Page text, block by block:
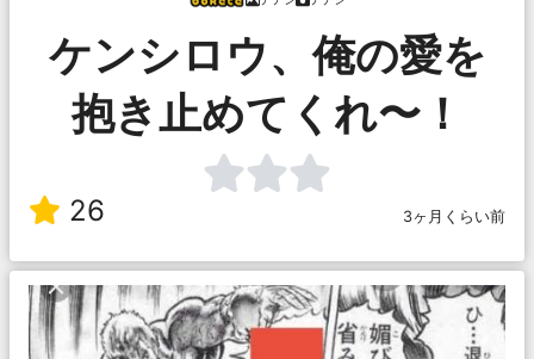
ケンシロウ、俺の愛を
抱き止めてくれ〜！
26 3ヶ月くらい前